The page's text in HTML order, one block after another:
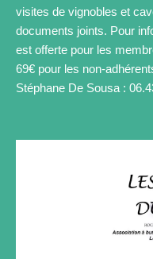
visites de vignobles et
documents joints. Pour
est offerte pour les
69€ pour les non-
Stéphane De Sousa :